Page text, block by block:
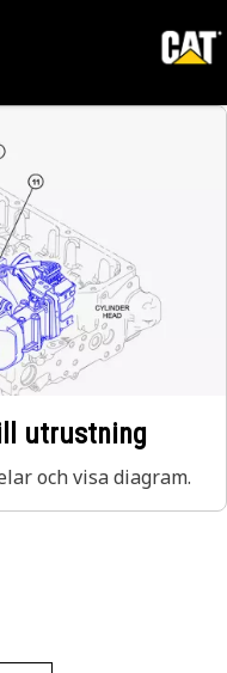
utrustning
och visa diagram.